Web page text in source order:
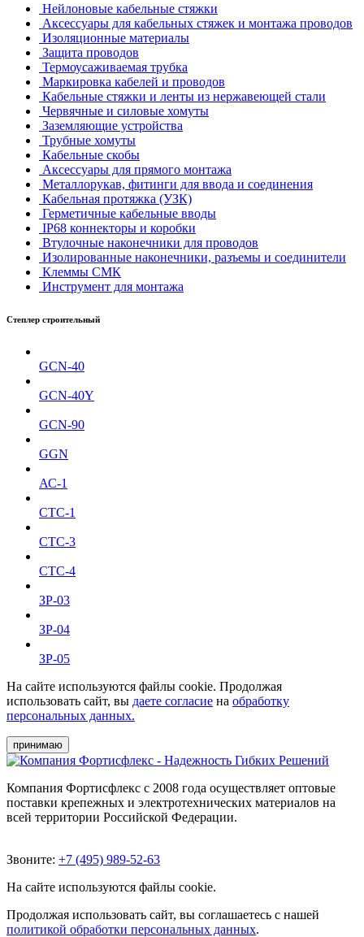
Нейлоновые кабельные стяжки
Аксессуары для кабельных стяжек и монтажа проводов
Изоляционные материалы
Защита проводов
Термоусаживаемая трубка
Маркировка кабелей и проводов
Кабельные стяжки и ленты из нержавеющей стали
Червячные и силовые хомуты
Заземляющие устройства
Трубные хомуты
Кабельные скобы
Аксессуары для прямого монтажа
Металлорукав, фитинги для ввода и соединения
Кабельная протяжка (УЗК)
Герметичные кабельные вводы
IP68 коннекторы и коробки
Втулочные наконечники для проводов
Изолированные наконечники, разъемы и соединители
Клеммы СМК
Инструмент для монтажа
Степлер строительный
GCN-40
GCN-40Y
GCN-90
GGN
АС-1
СТС-1
СТС-3
СТС-4
ЗР-03
ЗР-04
ЗР-05
На сайте используются файлы cookie. Продолжая
использовать сайт, вы даете согласие на обработку
персональных данных.
принимаю
Компания Фортисфлекс с 2008 года осуществляет оптовые
поставки крепежных и электротехнических материалов на
всей территории Российской Федерации.
Звоните: +7 (495) 989-52-63
На сайте используются файлы cookie.
Продолжая использовать сайт, вы соглашаетесь с нашей
политикой обработки персональных данных.